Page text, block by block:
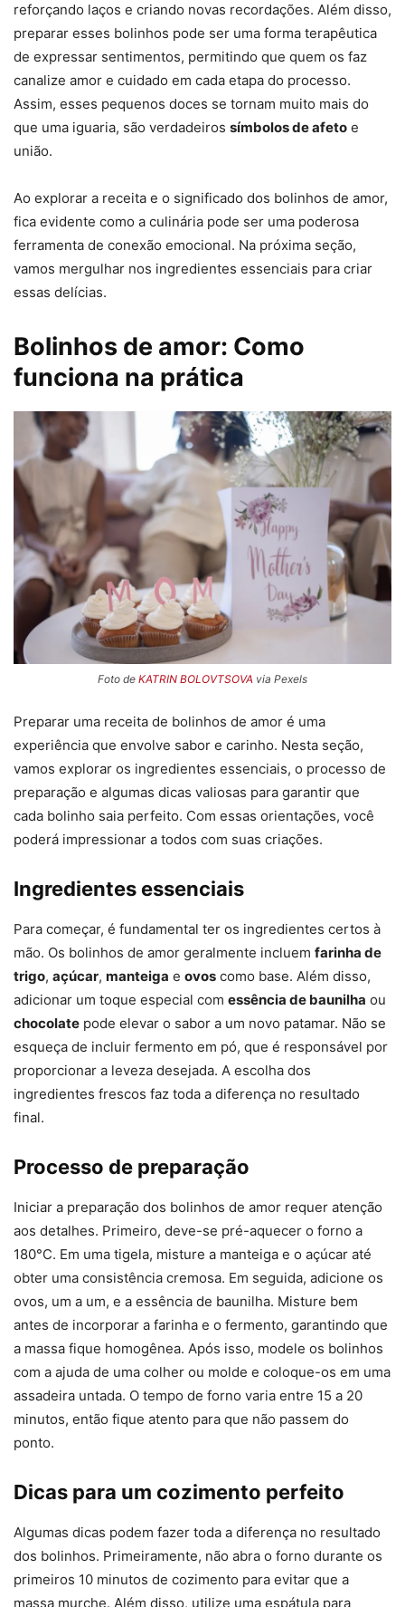
reforçando laços e criando novas recordações. Além disso,
preparar esses bolinhos pode ser uma forma terapêutica
de expressar sentimentos, permitindo que quem os faz
canalize amor e cuidado em cada etapa do processo.
Assim, esses pequenos doces se tornam muito mais do
que uma iguaria, são verdadeiros símbolos de afeto e
união.
Ao explorar a receita e o significado dos bolinhos de amor,
fica evidente como a culinária pode ser uma poderosa
ferramenta de conexão emocional. Na próxima seção,
vamos mergulhar nos ingredientes essenciais para criar
essas delícias.
Bolinhos de amor: Como
funciona na prática
Foto de KATRIN BOLOVTSOVA via Pexels
Preparar uma receita de bolinhos de amor é uma
experiência que envolve sabor e carinho. Nesta seção,
vamos explorar os ingredientes essenciais, o processo de
preparação e algumas dicas valiosas para garantir que
cada bolinho saia perfeito. Com essas orientações, você
poderá impressionar a todos com suas criações.
Ingredientes essenciais
Para começar, é fundamental ter os ingredientes certos à
mão. Os bolinhos de amor geralmente incluem farinha de
trigo, açúcar, manteiga e ovos como base. Além disso,
adicionar um toque especial com essência de baunilha ou
chocolate pode elevar o sabor a um novo patamar. Não se
esqueça de incluir fermento em pó, que é responsável por
proporcionar a leveza desejada. A escolha dos
ingredientes frescos faz toda a diferença no resultado
final.
Processo de preparação
Iniciar a preparação dos bolinhos de amor requer atenção
aos detalhes. Primeiro, deve-se pré-aquecer o forno a
180°C. Em uma tigela, misture a manteiga e o açúcar até
obter uma consistência cremosa. Em seguida, adicione os
ovos, um a um, e a essência de baunilha. Misture bem
antes de incorporar a farinha e o fermento, garantindo que
a massa fique homogênea. Após isso, modele os bolinhos
com a ajuda de uma colher ou molde e coloque-os em uma
assadeira untada. O tempo de forno varia entre 15 a 20
minutos, então fique atento para que não passem do
ponto.
Dicas para um cozimento perfeito
Algumas dicas podem fazer toda a diferença no resultado
dos bolinhos. Primeiramente, não abra o forno durante os
primeiros 10 minutos de cozimento para evitar que a
massa murche. Além disso, utilize uma espátula para